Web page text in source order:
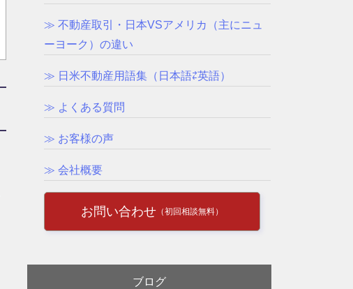
≫ 不動産取引・日本VSアメリカ（主にニュ
ーヨーク）の違い
≫ 日米不動産用語集（日本語⇄英語）
≫ よくある質問
≫ お客様の声
≫ 会社概要
お問い合わせ（初回相談無料）
ブログ